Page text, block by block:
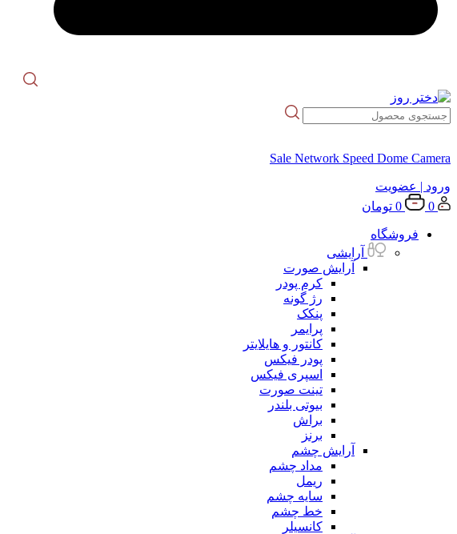
Sale Network Speed Dome Camera
ورود | عضویت
0
0 تومان
فروشگاه
آرایشی
آرایش صورت
کرم پودر
رژ گونه
پنکک
پرایمر
کانتور و هایلایتر
پودر فیکس
اسپری فیکس
تینت صورت
بیوتی بلندر
براش
برنز
آرایش چشم
مداد چشم
ریمل
سایه چشم
خط چشم
کانسیلر